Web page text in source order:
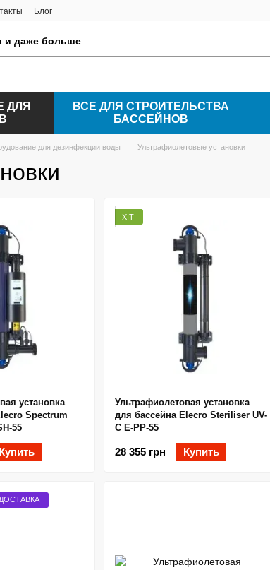
Блог
и даже больше
ДЛЯ
ВСЕ ДЛЯ СТРОИТЕЛЬСТВА
БАССЕЙНОВ
для дезинфекции воды Ультрафиолетовые установки
установка
Spectrum
55
Купить
ХІТ
Ультрафиолетовая установка
для бассейна Elecro Steriliser UV-
C E-PP-55
28 355 грн Купить